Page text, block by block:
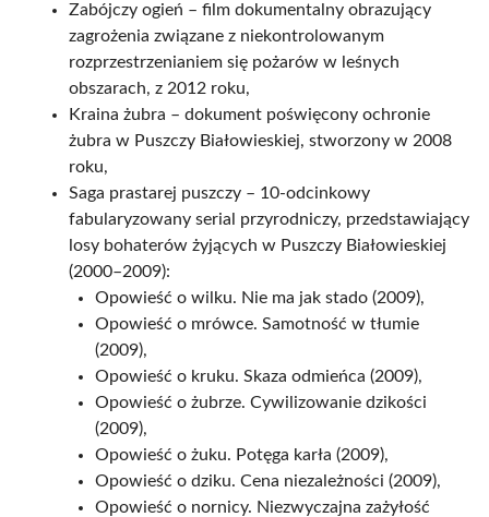
Zabójczy ogień – film dokumentalny obrazujący
zagrożenia związane z niekontrolowanym
rozprzestrzenianiem się pożarów w leśnych
obszarach, z 2012 roku,
Kraina żubra – dokument poświęcony ochronie
żubra w Puszczy Białowieskiej, stworzony w 2008
roku,
Saga prastarej puszczy – 10-odcinkowy
fabularyzowany serial przyrodniczy, przedstawiający
losy bohaterów żyjących w Puszczy Białowieskiej
(2000–2009):
Opowieść o wilku. Nie ma jak stado (2009),
Opowieść o mrówce. Samotność w tłumie
(2009),
Opowieść o kruku. Skaza odmieńca (2009),
Opowieść o żubrze. Cywilizowanie dzikości
(2009),
Opowieść o żuku. Potęga karła (2009),
Opowieść o dziku. Cena niezależności (2009),
Opowieść o nornicy. Niezwyczajna zażyłość